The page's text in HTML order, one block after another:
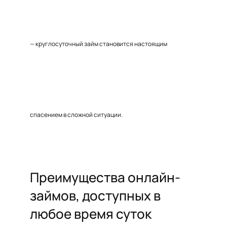
— круглосуточный займ становится настоящим
спасением в сложной ситуации.
Преимущества онлайн-
займов, доступных в
любое время суток